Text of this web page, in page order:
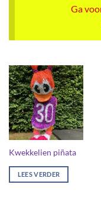
Ga
Kwekkelien piñata
LEES VERDER